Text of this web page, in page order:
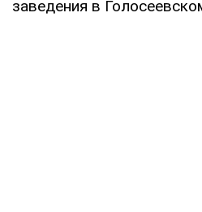
заведения в